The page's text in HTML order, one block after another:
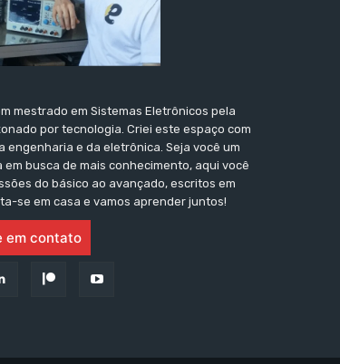
mestrado em Sistemas Eletrônicos pela
por tecnologia. Criei este espaço com
engenharia e da eletrônica. Seja você um
busca de mais conhecimento, aqui você
do básico ao avançado, escritos em
se em casa e vamos aprender juntos!
em contato